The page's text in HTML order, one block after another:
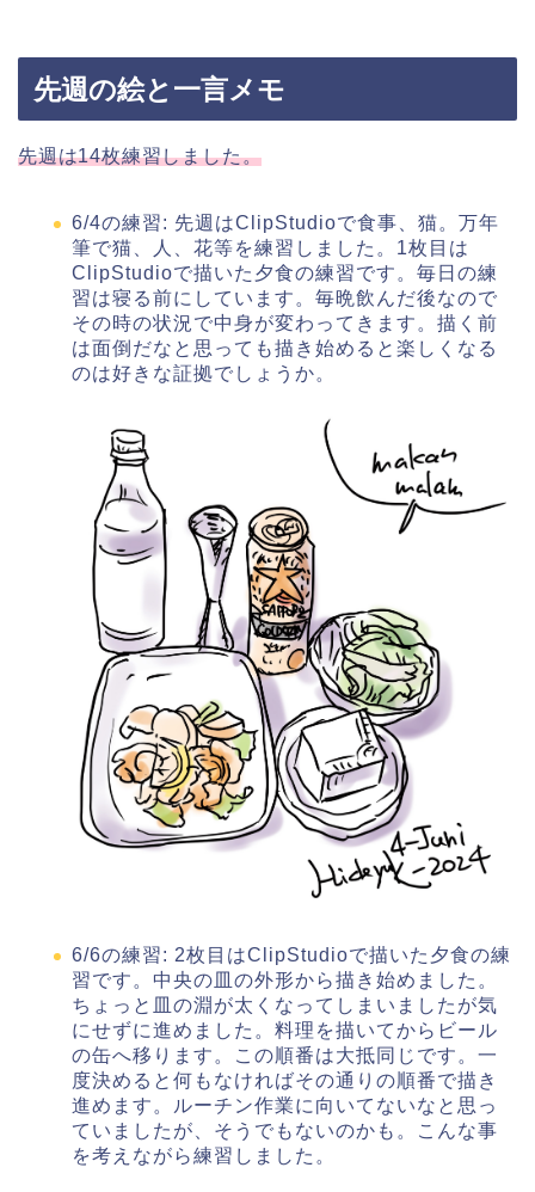
先週の絵と一言メモ
先週は14枚練習しました。
6/4の練習: 先週はClipStudioで食事、猫。万年
筆で猫、人、花等を練習しました。1枚目は
ClipStudioで描いた夕食の練習です。毎日の練
習は寝る前にしています。毎晩飲んだ後なので
その時の状況で中身が変わってきます。描く前
は面倒だなと思っても描き始めると楽しくなる
のは好きな証拠でしょうか。
6/6の練習: 2枚目はClipStudioで描いた夕食の練
習です。中央の皿の外形から描き始めました。
ちょっと皿の淵が太くなってしまいましたが気
にせずに進めました。料理を描いてからビール
の缶へ移ります。この順番は大抵同じです。一
度決めると何もなければその通りの順番で描き
進めます。ルーチン作業に向いてないなと思っ
ていましたが、そうでもないのかも。こんな事
を考えながら練習しました。